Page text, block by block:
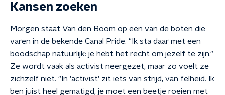
Kansen zoeken
Morgen staat Van den Boom op een van de boten die
varen in de bekende Canal Pride. "Ik sta daar met een
boodschap natuurlijk: je hebt het recht om jezelf te zijn."
Ze wordt vaak als activist neergezet, maar zo voelt ze
zichzelf niet. "In 'activist' zit iets van strijd, van felheid. Ik
ben juist heel gematigd, je moet een beetje roeien met